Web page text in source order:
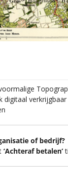
digitaal verkrijgbaar
of bedrijf?
‘Achteraf betalen’